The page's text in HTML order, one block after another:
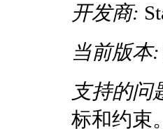
开发商:
当前版本:
支持的问
标和约束。